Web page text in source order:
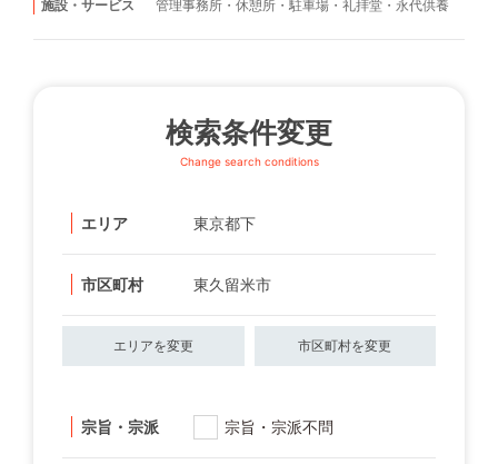
施設・サービス
管理事務所 ・ 休憩所 ・ 駐車場 ・ 礼拝堂 ・ 永代供養
検索条件変更
Change search conditions
エリア 東京都下
市区町村 東久留米市
エリアを変更 市区町村を変更
宗旨・宗派 宗旨・宗派不問